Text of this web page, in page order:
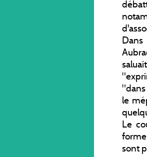
le
Le
sont